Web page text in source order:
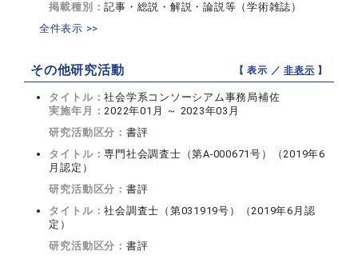
掲載種別：記事・総説・解説・論説等（学術雑誌）
全件表示 >>
その他研究活動 【 表示 ／非表示 】
タイトル：社会学系コンソーシアム事務局補佐
実施年月：2022年01月 ～ 2023年03月
研究活動区分： 書評
タイトル：専門社会調査士（第A-000671号）（2019年6
月認定）
研究活動区分： 書評
タイトル：社会調査士（第031919号）（2019年6月認
定）
研究活動区分： 書評